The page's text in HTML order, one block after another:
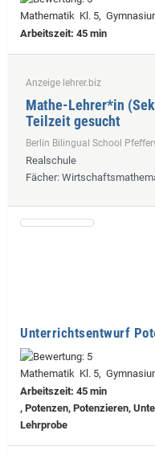
Mathematik Kl. 5,
Arbeitszeit: 45 min
Anzeige lehrer.biz
Mathe-Lehrer*in
Teilzeit gesucht
Berlin Bilingual School
Realschule
Fächer:
Unterrichtsentwurf
Mathematik Kl. 5,
Arbeitszeit: 45 min
, Potenzen, Potenzieren,
Lehrprobe